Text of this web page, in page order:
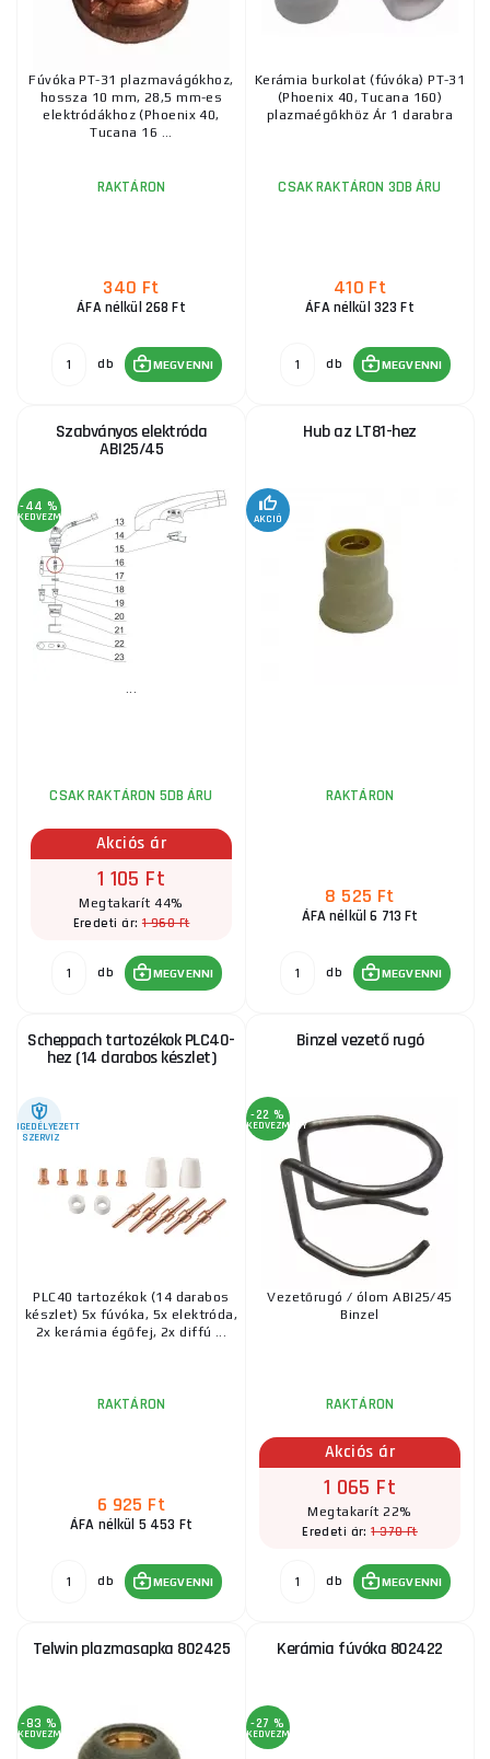
Fúvóka plazma A90/140 átmérő 1,4mm TRAFIMET
11.10.2026 ks MEGVENNI 2 185 Ft
A-81 A80 P80 P-81 A60 Vortex-gyűrű
1 230 Ft
Hosszú fúvóka átmérője 1,2 mm az LT81 esetében
RAKTÁRON 3 195 Ft
Fúvóka 1,7 mm, A-101 / A-141 (TF-141) számára
Fúvóka PT-31 plazmavágókhoz,
hossza 10 mm, 28,5 mm-es
elektródákhoz (Phoenix 40,
Tucana 16 ...
RAKTÁRON
340 Ft
ÁFA nélkül 268 Ft
db MEGVENNI
Kerámia burkolat (fúvóka) PT-31
(Phoenix 40, Tucana 160)
plazmaégőkhöz Ár 1 darabra
CSAK RAKTÁRON 3DB ÁRU
410 Ft
ÁFA nélkül 323 Ft
db MEGVENNI
Szabványos elektróda
ABI25/45
-44 %
KEDVEZMÉNY
...
CSAK RAKTÁRON 5DB ÁRU
Akciós ár
1 105 Ft
Megtakarít 44%
Eredeti ár:1 960 Ft
db MEGVENNI
Hub az LT81-hez
AKCIÓ
RAKTÁRON
8 525 Ft
ÁFA nélkül 6 713 Ft
db MEGVENNI
Scheppach tartozékok PLC40-
hez (14 darabos készlet)
ENGEDÉLYEZETT
SZERVIZ
PLC40 tartozékok (14 darabos
készlet) 5x fúvóka, 5x elektróda,
2x kerámia égőfej, 2x diffú ...
RAKTÁRON
6 925 Ft
ÁFA nélkül 5 453 Ft
db MEGVENNI
Binzel vezető rugó
-22 %
KEDVEZMÉNY
Vezetőrugó / ólom ABI25/45
Binzel
RAKTÁRON
Akciós ár
1 065 Ft
Megtakarít 22%
Eredeti ár:1 370 Ft
db MEGVENNI
Telwin plazmasapka 802425
-83 %
KEDVEZMÉNY
Kerámia fúvóka 802422
-27 %
KEDVEZMÉNY